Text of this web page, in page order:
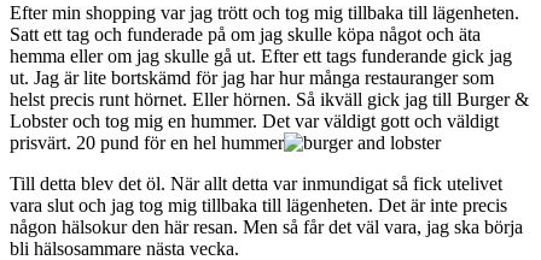
Efter min shopping var jag trött och tog mig tillbaka till lägenheten.
Satt ett tag och funderade på om jag skulle köpa något och äta
hemma eller om jag skulle gå ut. Efter ett tags funderande gick jag
ut. Jag är lite bortskämd för jag har hur många restauranger som
helst precis runt hörnet. Eller hörnen. Så ikväll gick jag till Burger &
Lobster och tog mig en hummer. Det var väldigt gott och väldigt
prisvärt. 20 pund för en hel hummer
Till detta blev det öl. När allt detta var inmundigat så fick utelivet
vara slut och jag tog mig tillbaka till lägenheten. Det är inte precis
någon hälsokur den här resan. Men så får det väl vara, jag ska börja
bli hälsosammare nästa vecka.